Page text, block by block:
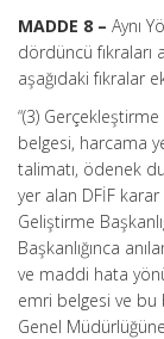
MADDE 8 – Aynı
dördüncü fıkraları
aşağıdaki fıkralar
“(3)
belgesi, harcama
talimatı, ödenek
yer alan DFİF
Geliştirme
Başkanlığınca
ve maddi hata
emri belgesi ve
Genel